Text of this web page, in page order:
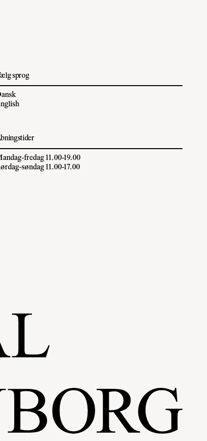
sprog
fredag 11.00-19.00
søndag 11.00-17.00